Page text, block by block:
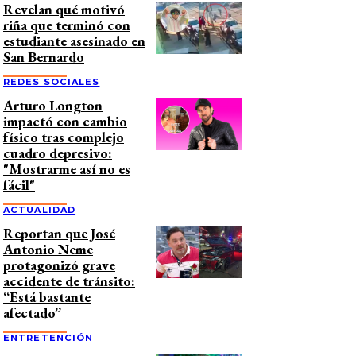
Revelan qué motivó
riña que terminó con
estudiante asesinado en
San Bernardo
REDES SOCIALES
Arturo Longton
impactó con cambio
físico tras complejo
cuadro depresivo:
"Mostrarme así no es
fácil"
ACTUALIDAD
Reportan que José
Antonio Neme
protagonizó grave
accidente de tránsito:
“Está bastante
afectado”
ENTRETENCIÓN